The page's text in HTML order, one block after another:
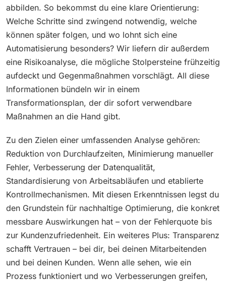
abbilden. So bekommst du eine klare Orientierung:
Welche Schritte sind zwingend notwendig, welche
können später folgen, und wo lohnt sich eine
Automatisierung besonders? Wir liefern dir außerdem
eine Risikoanalyse, die mögliche Stolpersteine frühzeitig
aufdeckt und Gegenmaßnahmen vorschlägt. All diese
Informationen bündeln wir in einem
Transformationsplan, der dir sofort verwendbare
Maßnahmen an die Hand gibt.
Zu den Zielen einer umfassenden Analyse gehören:
Reduktion von Durchlaufzeiten, Minimierung manueller
Fehler, Verbesserung der Datenqualität,
Standardisierung von Arbeitsabläufen und etablierte
Kontrollmechanismen. Mit diesen Erkenntnissen legst du
den Grundstein für nachhaltige Optimierung, die konkret
messbare Auswirkungen hat – von der Fehlerquote bis
zur Kundenzufriedenheit. Ein weiteres Plus: Transparenz
schafft Vertrauen – bei dir, bei deinen Mitarbeitenden
und bei deinen Kunden. Wenn alle sehen, wie ein
Prozess funktioniert und wo Verbesserungen greifen,